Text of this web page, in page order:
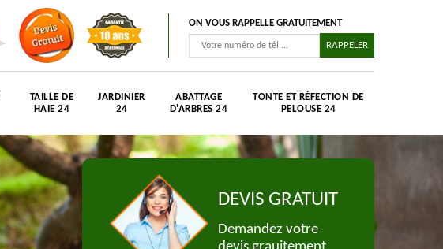
ON VOUS RAPPELLE GRATUITEMENT
TAILLE DE
HAIE 24
JARDINIER
24
ABATTAGE
D'ARBRES 24
TONTE ET RÉFECTION DE
PELOUSE 24
DEVIS GRATUIT
Demandez votre